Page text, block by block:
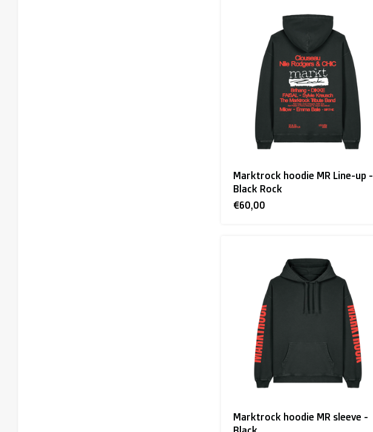
Marktrock hoodie MR Line-up -
Black Rock
€60,00
Marktrock hoodie MR sleeve -